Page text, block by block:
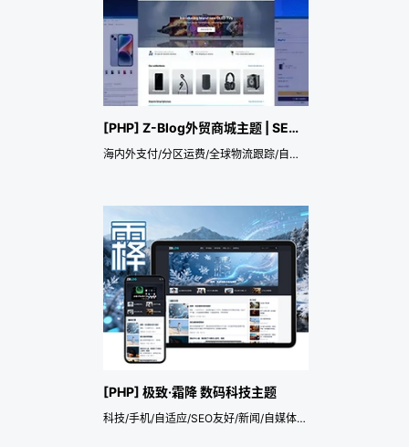
[PHP] Z-Blog外贸商城主题 | SEO友好 | 中英法日韩德俄多语言支持
海内外支付/分区运费/全球物流跟踪/自动汇率/多用户/15语分站/一键翻译/IP定向/订单发货/Google结构化
[PHP] 极致·霜降 数码科技主题
科技/手机/自适应/SEO友好/新闻/自媒体/资讯/汽车/电脑/测评/隔壁老李